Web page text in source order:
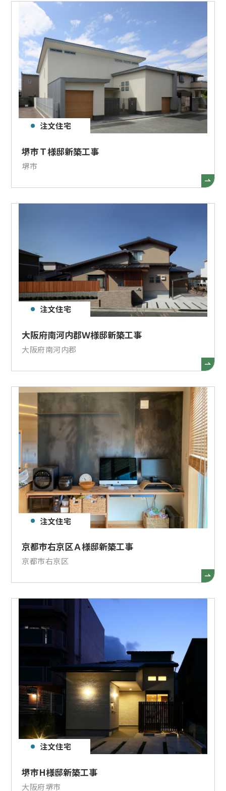
注文住宅
堺市Ｔ様邸新築工事
堺市
注文住宅
大阪府南河内郡Ｗ様邸新築工事
大阪府南河内郡
注文住宅
京都市右京区Ａ様邸新築工事
京都市右京区
注文住宅
堺市H様邸新築工事
大阪府堺市